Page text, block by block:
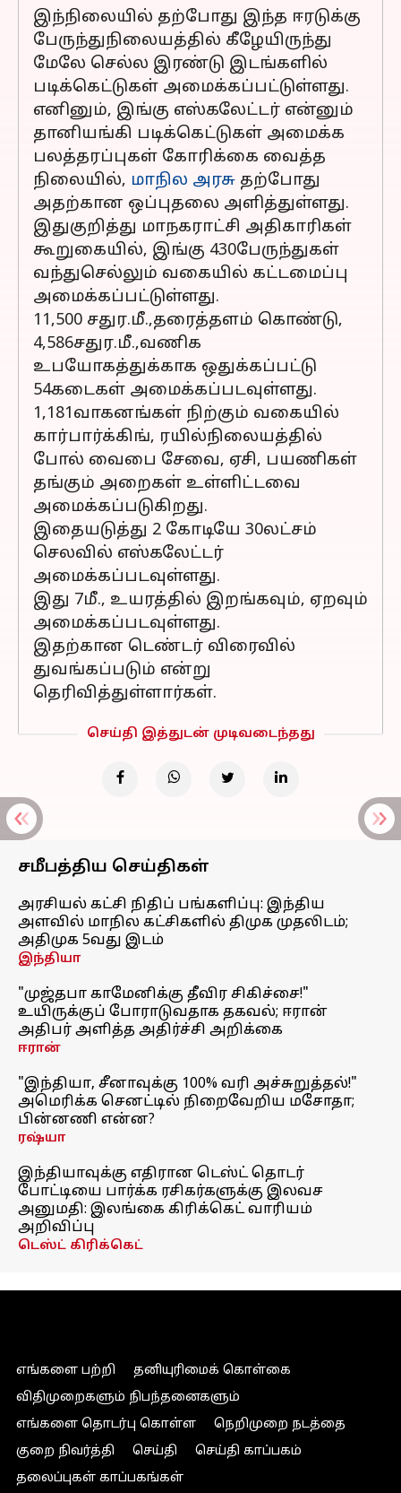
இந்நிலையில் தற்போது இந்த ஈரடுக்கு
பேருந்துநிலையத்தில் கீழேயிருந்து
மேலே செல்ல இரண்டு இடங்களில்
படிக்கெட்டுகள் அமைக்கப்பட்டுள்ளது.
எனினும், இங்கு எஸ்கலேட்டர் என்னும்
தானியங்கி படிக்கெட்டுகள் அமைக்க
பலத்தரப்புகள் கோரிக்கை வைத்த
நிலையில், மாநில அரசு தற்போது
அதற்கான ஒப்புதலை அளித்துள்ளது.
இதுகுறித்து மாநகராட்சி அதிகாரிகள்
கூறுகையில், இங்கு 430பேருந்துகள்
வந்துசெல்லும் வகையில் கட்டமைப்பு
அமைக்கப்பட்டுள்ளது.
11,500 சதுர.மீ.,தரைத்தளம் கொண்டு,
4,586சதுர.மீ.,வணிக
உபயோகத்துக்காக ஒதுக்கப்பட்டு
54கடைகள் அமைக்கப்படவுள்ளது.
1,181வாகனங்கள் நிற்கும் வகையில்
கார்பார்க்கிங், ரயில்நிலையத்தில்
போல் வைபை சேவை, ஏசி, பயணிகள்
தங்கும் அறைகள் உள்ளிட்டவை
அமைக்கப்படுகிறது.
இதையடுத்து 2 கோடியே 30லட்சம்
செலவில் எஸ்கலேட்டர்
அமைக்கப்படவுள்ளது.
இது 7மீ., உயரத்தில் இறங்கவும், ஏறவும்
அமைக்கப்படவுள்ளது.
இதற்கான டெண்டர் விரைவில்
துவங்கப்படும் என்று
தெரிவித்துள்ளார்கள்.
செய்தி இத்துடன் முடிவடைந்தது
சமீபத்திய செய்திகள்
அரசியல் கட்சி நிதிப் பங்களிப்பு: இந்திய
அளவில் மாநில கட்சிகளில் திமுக முதலிடம்;
அதிமுக 5வது இடம்
இந்தியா
"முஜ்தபா காமேனிக்கு தீவிர சிகிச்சை!"
உயிருக்குப் போராடுவதாக தகவல்; ஈரான்
அதிபர் அளித்த அதிர்ச்சி அறிக்கை
ஈரான்
"இந்தியா, சீனாவுக்கு 100% வரி அச்சுறுத்தல்!"
அமெரிக்க செனட்டில் நிறைவேறிய மசோதா;
பின்னணி என்ன?
ரஷ்யா
இந்தியாவுக்கு எதிரான டெஸ்ட் தொடர்
போட்டியை பார்க்க ரசிகர்களுக்கு இலவச
அனுமதி: இலங்கை கிரிக்கெட் வாரியம்
அறிவிப்பு
டெஸ்ட் கிரிக்கெட்
எங்களை பற்றி
தனியுரிமைக் கொள்கை
விதிமுறைகளும் நிபந்தனைகளும்
எங்களை தொடர்பு கொள்ள
நெறிமுறை நடத்தை
குறை நிவர்த்தி
செய்தி
செய்தி காப்பகம்
தலைப்புகள் காப்பகங்கள்